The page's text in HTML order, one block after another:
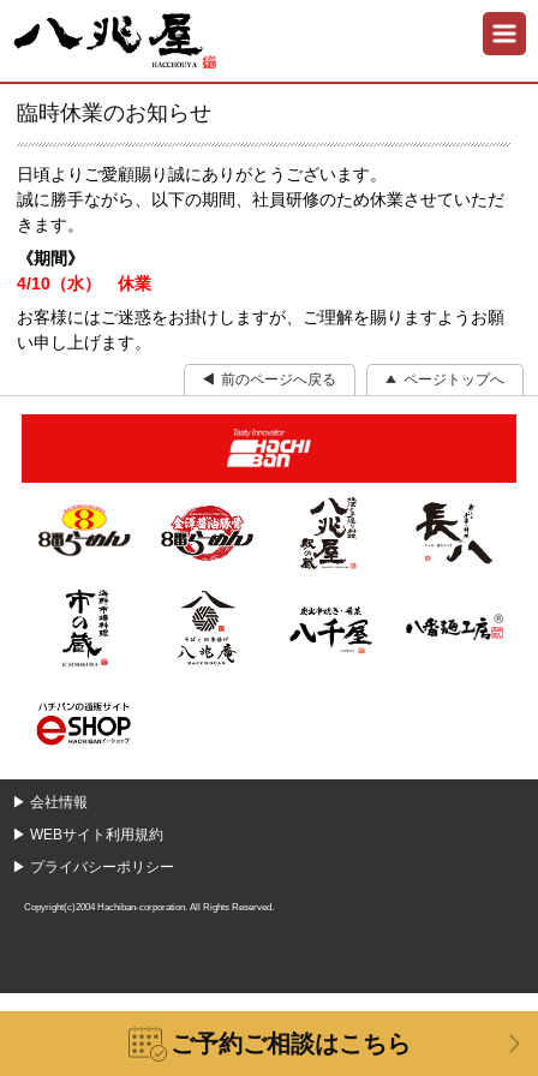
臨時休業のお知らせ
日頃よりご愛顧賜り誠にありがとうございます。
誠に勝手ながら、以下の期間、社員研修のため休業させていただ
きます。
《期間》
4/10（水） 休業
お客様にはご迷惑をお掛けしますが、ご理解を賜りますようお願
い申し上げます。
前のページへ戻る ページトップへ
▶ 会社情報
▶ WEBサイト利用規約
▶ プライバシーポリシー
Copyright(c)2004 Hachiban-corporation. All Rights Reserved.
ご予約ご相談はこちら